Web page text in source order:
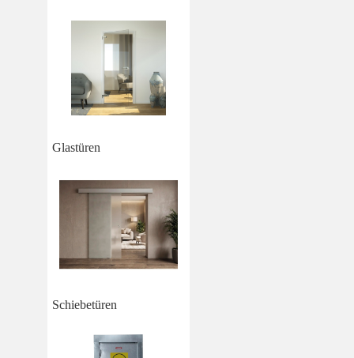
Glastüren
Schiebetüren